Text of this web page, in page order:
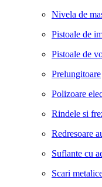
Nivela de
Pistoale de
Pistoale de
Prelungitoare
Polizoare
Rindele si
Redresoare
Suflante cu
Scari